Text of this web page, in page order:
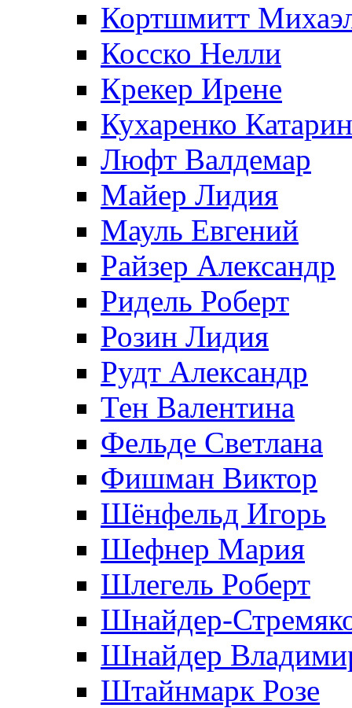
Кортшмитт
Косско Нелли
Крекер Ирене
Кухаренко
Люфт Валдемaр
Майер Лидия
Мауль Евгений
Райзер Александр
Ридель Роберт
Розин Лидия
Рудт Александр
Тен Валентина
Фельде Светлана
Фишман Виктор
Шёнфельд Игорь
Шефнер Мария
Шлегель Роберт
Шнайдер-
Шнайдер
Штайнмарк Розe